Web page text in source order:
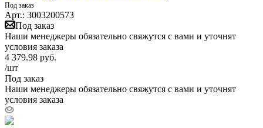
Под заказ
Арт.: 3003200573
Под заказ
Наши менеджеры обязательно свяжутся с вами и уточнят
условия заказа
4 379.98 руб.
/шт
Под заказ
Наши менеджеры обязательно свяжутся с вами и уточнят
условия заказа